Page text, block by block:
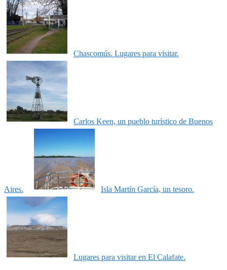
Chascomús. Lugares para visitar.
Carlos Keen, un pueblo turístico de Buenos
Aires. Isla Martín García, un tesoro.
Lugares para visitar en El Calafate.